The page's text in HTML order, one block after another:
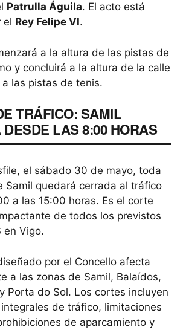
Patrulla Águila. El acto está
el Rey Felipe VI.
a la altura de las pistas de
y concluirá a la altura de la calle
las pistas de tenis.
TRÁFICO: SAMIL
LAS 8:00 HORAS
el sábado 30 de mayo, toda
Samil quedará cerrada al tráfico
a las 15:00 horas. Es el corte
de todos los previstos
en Vigo.
por el Concello afecta
a las zonas de Samil, Balaídos,
Porta do Sol. Los cortes incluyen
de tráfico, limitaciones
de aparcamiento y